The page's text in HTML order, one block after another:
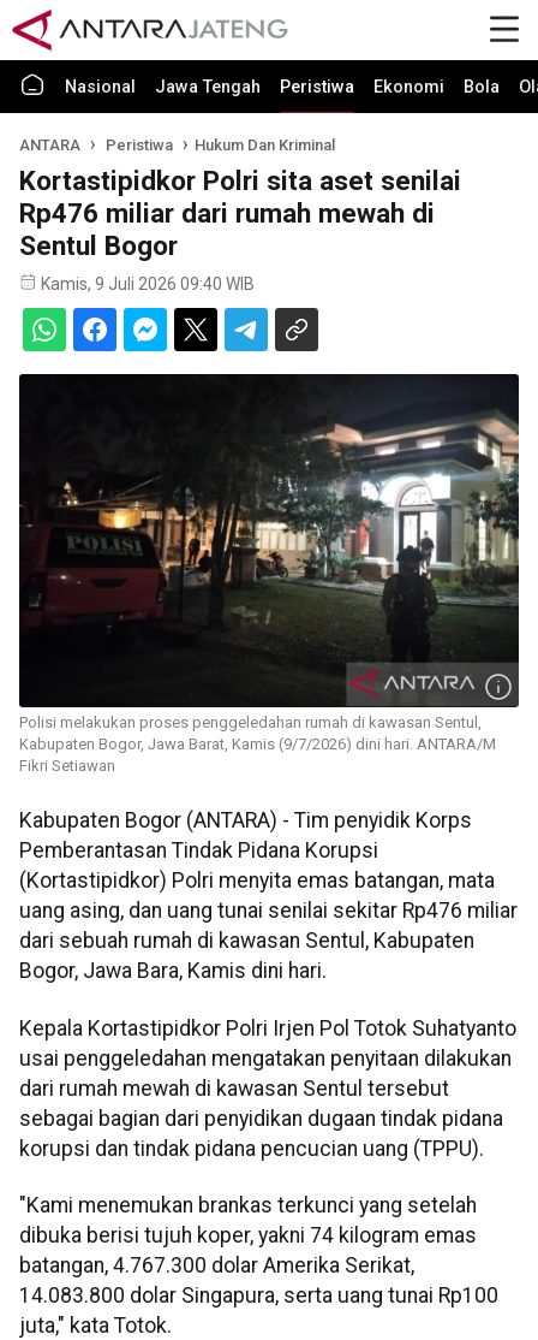
Nasional Jawa Tengah Peristiwa Ekonomi Bola
ANTARA Peristiwa Hukum Dan Kriminal
Kortastipidkor Polri sita aset senilai
Rp476 miliar dari rumah mewah di
Sentul Bogor
Kamis, 9 Juli 2026 09:40 WIB
Polisi melakukan proses penggeledahan rumah di kawasan Sentul,
Kabupaten Bogor, Jawa Barat, Kamis (9/7/2026) dini hari. ANTARA/M
Fikri Setiawan
Kabupaten Bogor (ANTARA) - Tim penyidik Korps
Pemberantasan Tindak Pidana Korupsi
(Kortastipidkor) Polri menyita emas batangan, mata
uang asing, dan uang tunai senilai sekitar Rp476 miliar
dari sebuah rumah di kawasan Sentul, Kabupaten
Bogor, Jawa Bara, Kamis dini hari.
Kepala Kortastipidkor Polri Irjen Pol Totok Suhatyanto
usai penggeledahan mengatakan penyitaan dilakukan
dari rumah mewah di kawasan Sentul tersebut
sebagai bagian dari penyidikan dugaan tindak pidana
korupsi dan tindak pidana pencucian uang (TPPU).
"Kami menemukan brankas terkunci yang setelah
dibuka berisi tujuh koper, yakni 74 kilogram emas
batangan, 4.767.300 dolar Amerika Serikat,
14.083.800 dolar Singapura, serta uang tunai Rp100
juta," kata Totok.